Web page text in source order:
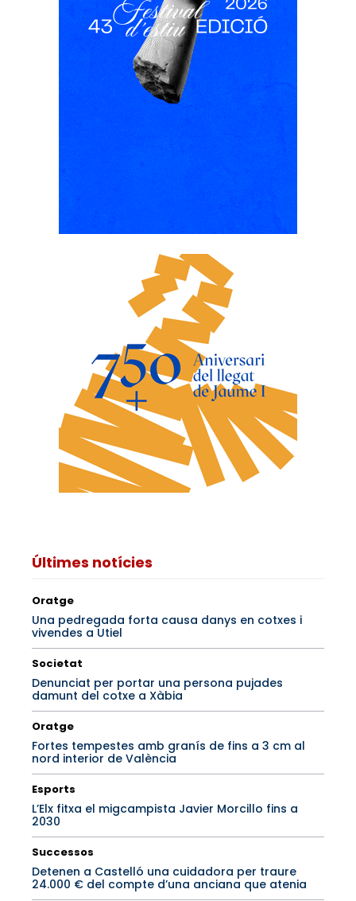
Últimes notícies
Oratge
Una pedregada forta causa danys en cotxes i
vivendes a Utiel
Societat
Denunciat per portar una persona pujades
damunt del cotxe a Xàbia
Oratge
Fortes tempestes amb granís de fins a 3 cm al
nord interior de València
Esports
L’Elx fitxa el migcampista Javier Morcillo fins a
2030
Successos
Detenen a Castelló una cuidadora per traure
24.000 € del compte d’una anciana que atenia